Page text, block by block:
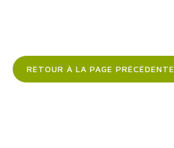
RETOUR À LA PAGE PRÉCÉDENTE